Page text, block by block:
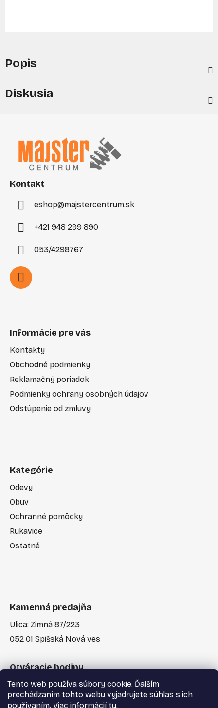
Tento web používa súbory cookie. Ďalším
prechádzaním tohto webu vyjadrujete súhlas s ich
používaním. Viac informácií tu.
Popis
Diskusia
Kontakt
eshop@majstercentrum.sk
+421 948 299 890
053/4298767
Informácie pre vás
Kontakty
Obchodné podmienky
Reklamačný poriadok
Podmienky ochrany osobných údajov
Odstúpenie od zmluvy
Kategórie
Odevy
Obuv
Ochranné pomôcky
Rukavice
Ostatné
Kamenná predajňa
Ulica: Zimná 87/223
052 01 Spišská Nová ves
Otváracie hodiny
Po-Pia: 7:30 - 17:00